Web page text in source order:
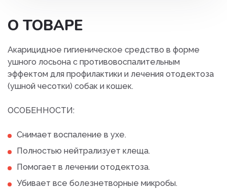
О ТОВАРЕ
Акарицидное гигиеническое средство в форме
ушного лосьона с противовоспалительным
эффектом для профилактики и лечения отодектоза
(ушной чесотки) собак и кошек.
ОСОБЕННОСТИ:
Снимает воспаление в ухе.
Полностью нейтрализует клеща.
Помогает в лечении отодектоза.
Убивает все болезнетворные микробы.